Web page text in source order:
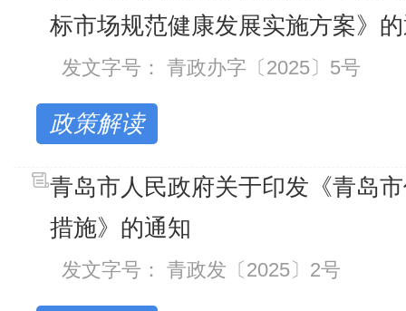
标市场规范健康发展实施方案》
发文字号： 青政办字〔2025〕5号
政策解读
青岛市人民政府关于印发《青岛
措施》的通知
发文字号： 青政发〔2025〕2号